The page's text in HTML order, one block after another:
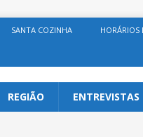
SANTA COZINHA HORÁRIOS
REGIÃO ENTREVISTAS